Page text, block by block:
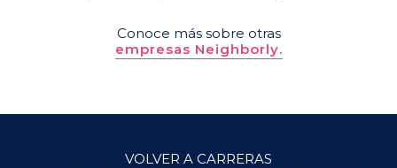
Conoce más sobre otras
empresas Neighborly.
VOLVER A CARRERAS